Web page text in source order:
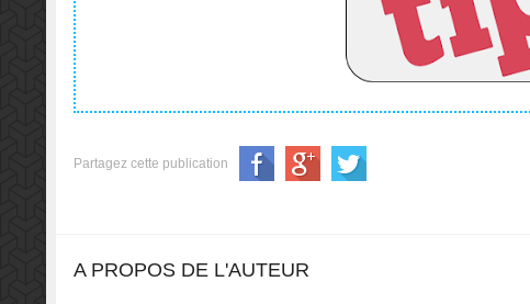
Partagez cette publication
A PROPOS DE L'AUTEUR